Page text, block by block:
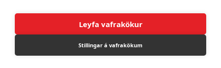
Leyfa vafrakökur
Stillingar á vafrakökum